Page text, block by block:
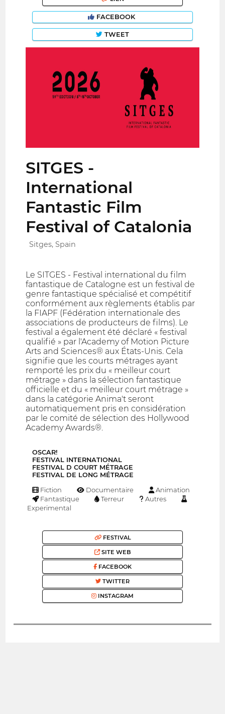
FACEBOOK
TWEET
SITGES -
International
Fantastic Film
Festival of Catalonia
Sitges, Spain
Le SITGES - Festival international du film
fantastique de Catalogne est un festival de
genre fantastique spécialisé et compétitif
conformément aux règlements établis par
la FIAPF (Fédération internationale des
associations de producteurs de films). Le
festival a également été déclaré « festival
qualifié » par l'Academy of Motion Picture
Arts and Sciences® aux États-Unis. Cela
signifie que les courts métrages ayant
remporté les prix du « meilleur court
métrage » dans la sélection fantastique
officielle et du « meilleur court métrage »
dans la catégorie Anima't seront
automatiquement pris en considération
par le comité de sélection des Hollywood
Academy Awards®.
OSCAR!
FESTIVAL INTERNATIONAL
FESTIVAL D COURT MÉTRAGE
FESTIVAL DE LONG MÉTRAGE
Fiction Documentaire
Animation
Fantastique
Terreur
Autres
Experimental
FESTIVAL
SITE WEB
FACEBOOK
TWITTER
INSTAGRAM